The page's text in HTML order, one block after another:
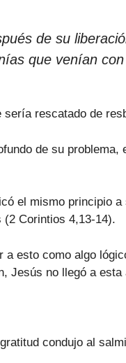
de su
que venían
rescatado de
de su
el mismo principio
(2 Corintios 4,13-14).
esto como algo
Jesús no llegó a esta
condujo al